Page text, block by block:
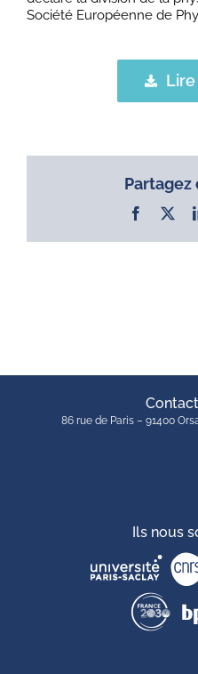
Société Européenne de
Facebook
86 rue de Paris – 91400
Ils nous